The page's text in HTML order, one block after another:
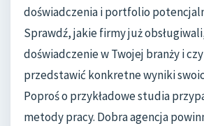
doświadczenia i portfolio
Sprawdź, jakie firmy już
doświadczenie w Twojej branży i
przedstawić konkretne wyniki
Poproś o przykładowe studia
metody pracy. Dobra agencja